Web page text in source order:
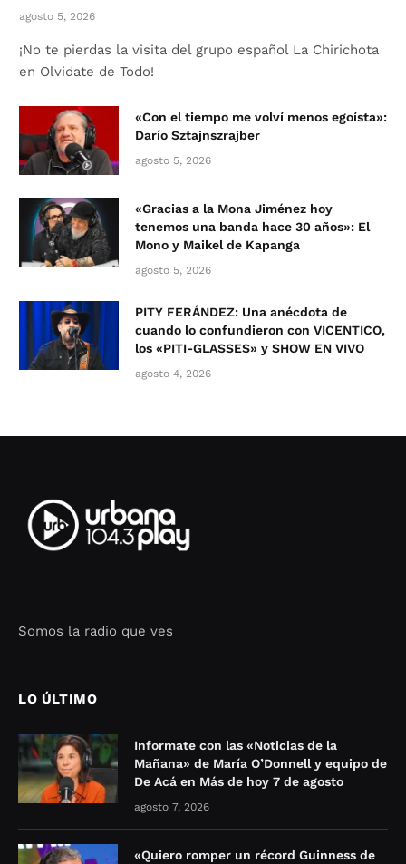
agosto 5, 2026
¡No te pierdas la visita del grupo español La Chirichota
en Olvidate de Todo!
«Con el tiempo me volví menos egoísta»:
Darío Sztajnszrajber
agosto 5, 2026
«Gracias a la Mona Jiménez hoy
tenemos una banda hace 30 años»: El
Mono y Maikel de Kapanga
agosto 5, 2026
PITY FERÁNDEZ: Una anécdota de
cuando lo confundieron con VICENTICO,
los «PITI-GLASSES» y SHOW EN VIVO
agosto 4, 2026
Somos la radio que ves
LO ÚLTIMO
Informate con las «Noticias de la
Mañana» de María O’Donnell y equipo de
De Acá en Más de hoy 7 de agosto
agosto 7, 2026
«Quiero romper un récord Guinness de